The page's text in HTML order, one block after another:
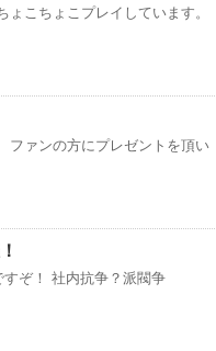
ょこちょこプレイしています。
ファンの方にプレゼントを頂い
ぞ！ 社内抗争？派閥争